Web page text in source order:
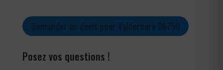
Posez vos questions !